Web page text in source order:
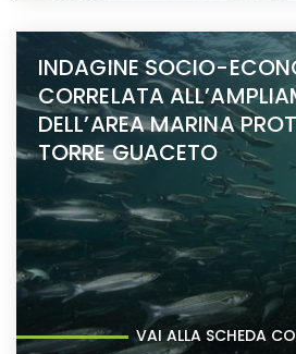
INDAGINE SOCIO-
CORRELATA
DELL’AREA MARINA
TORRE GUACETO
VAI ALLA SCHEDA